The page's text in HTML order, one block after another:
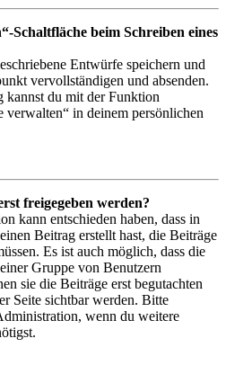
Schaltfläche beim Schreiben eines
Entwürfe speichern und
vervollständigen und absenden.
kannst du mit der Funktion
verwalten“ in deinem persönlichen
freigegeben werden?
kann entschieden haben, dass in
Beitrag erstellt hast, die Beiträge
Es ist auch möglich, dass die
Gruppe von Benutzern
sie die Beiträge erst begutachten
Seite sichtbar werden. Bitte
wenn du weitere